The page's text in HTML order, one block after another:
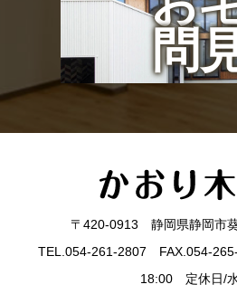
問
〒420-0913 静岡県静岡市
TEL.054-261-2807 FAX.054-
18:00 定休日/